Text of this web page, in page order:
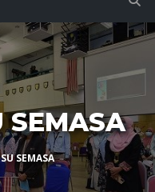
SEMASA
SEMASA